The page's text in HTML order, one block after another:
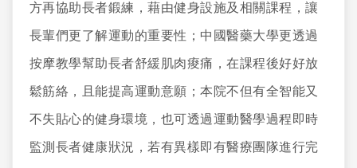
方再協助長者鍛練，藉由健身設施及相關課程，讓
長輩們更了解運動的重要性；中國醫藥大學更透過
按摩教學幫助長者舒緩肌肉痠痛，在課程後好好放
鬆筋絡，且能提高運動意願；本院不但有全智能又
不失貼心的健身環境，也可透過運動醫學過程即時
監測長者健康狀況，若有異樣即有醫療團隊進行完